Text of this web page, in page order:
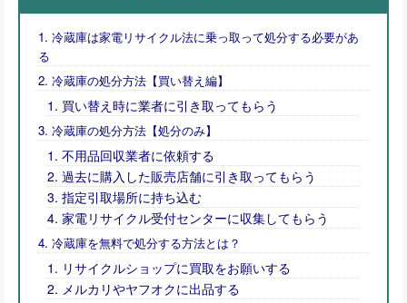
冷蔵庫は家電リサイクル法に乗っ取って処分する必要があ
る
冷蔵庫の処分方法【買い替え編】
買い替え時に業者に引き取ってもらう
冷蔵庫の処分方法【処分のみ】
不用品回収業者に依頼する
過去に購入した販売店舗に引き取ってもらう
指定引取場所に持ち込む
家電リサイクル受付センターに収集してもらう
冷蔵庫を無料で処分する方法とは？
リサイクルショップに買取をお願いする
メルカリやヤフオクに出品する